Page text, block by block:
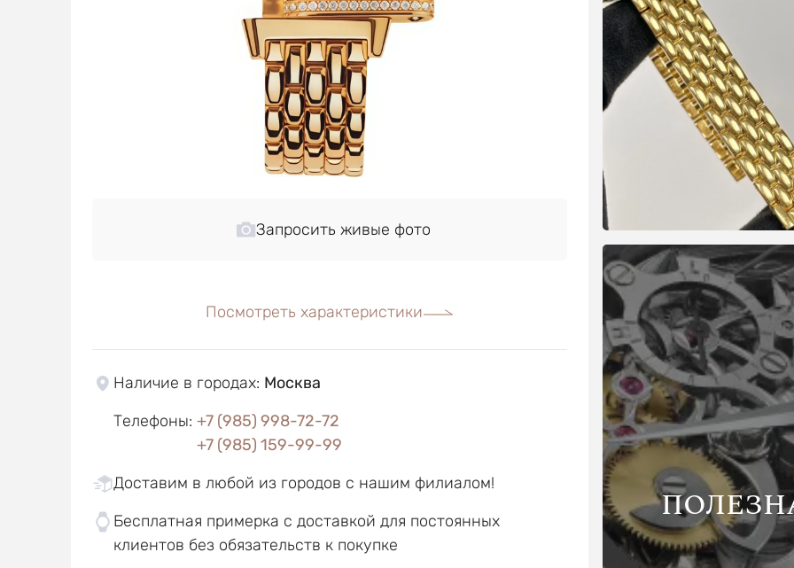
Запросить живые фото
Посмотреть характеристики
Наличие в городах: Москва
Телефоны: +7 (985) 998-72-72
+7 (985) 159-99-99
Доставим в любой из городов с нашим филиалом!
Бесплатная примерка с доставкой для постоянных
клиентов без обязательств к покупке